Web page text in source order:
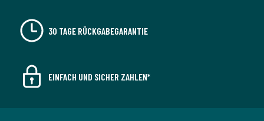
30 TAGE RÜCKGABEGARANTIE
EINFACH UND SICHER ZAHLEN*